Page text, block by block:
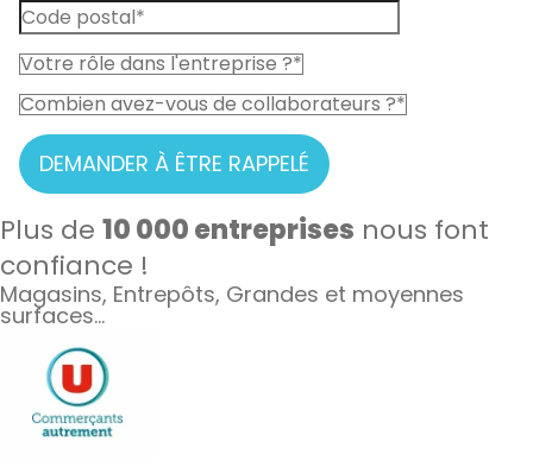
DEMANDER À ÊTRE RAPPELÉ
Plus de 10 000 entreprises nous font
confiance !
Magasins, Entrepôts, Grandes et moyennes
surfaces...